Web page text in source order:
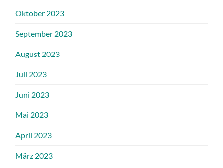
Oktober 2023
September 2023
August 2023
Juli 2023
Juni 2023
Mai 2023
April 2023
März 2023